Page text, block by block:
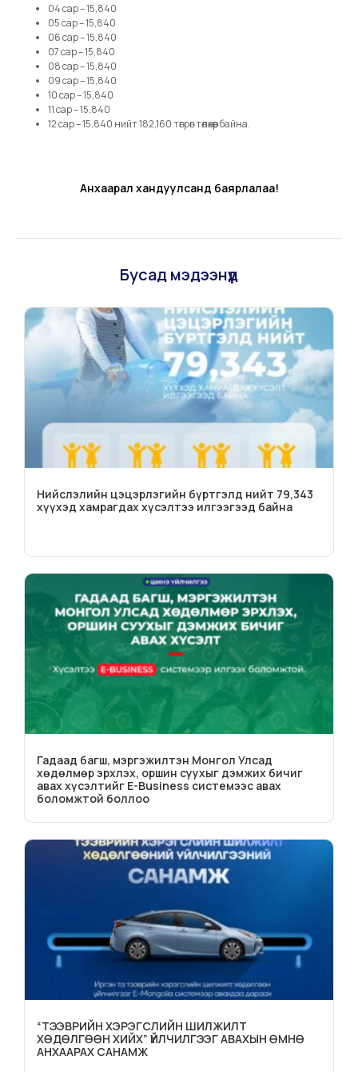
04 сар – 15,840
05 сар – 15,840
06 сар – 15,840
07 сар – 15,840
08 сар – 15,840
09 сар – 15,840
10 сар – 15,840
11 сар – 15,840
12 сар – 15,840 нийт 182,160 төгрөг төлөхөөр байна.
Анхаарал хандуулсанд баярлалаа!
Бусад мэдээнүүд
Нийслэлийн цэцэрлэгийн бүртгэлд нийт 79,343
хүүхэд хамрагдах хүсэлтээ илгээгээд байна
Гадаад багш, мэргэжилтэн Монгол Улсад
хөдөлмөр эрхлэх, оршин суухыг дэмжих бичиг
авах хүсэлтийг E-Business системээс авах
боломжтой боллоо
“ТЭЭВРИЙН ХЭРЭГСЛИЙН ШИЛЖИЛТ
ХӨДӨЛГӨӨН ХИЙХ” ҮЙЛЧИЛГЭЭГ АВАХЫН ӨМНӨ
АНХААРАХ САНАМЖ